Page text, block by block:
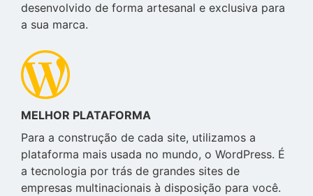
desenvolvido de forma artesanal e exclusiva para
a sua marca.
MELHOR PLATAFORMA
Para a construção de cada site, utilizamos a
plataforma mais usada no mundo, o WordPress. É
a tecnologia por trás de grandes sites de
empresas multinacionais à disposição para você.